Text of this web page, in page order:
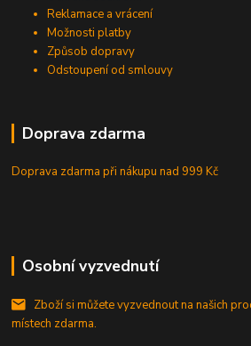
Reklamace a vrácení
Možnosti platby
Způsob dopravy
Odstoupení od smlouvy
Doprava zdarma
Doprava zdarma při nákupunad 999 Kč
Osobní vyzvednutí
Zboží si můžete vyzvednout na našich
místech zdarma.